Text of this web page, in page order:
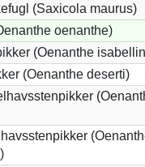
(Saxicola maurus)
oenanthe)
(Oenanthe
(Oenanthe deserti)